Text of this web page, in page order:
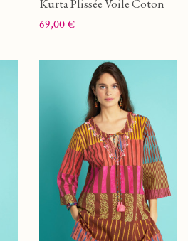
Kurta Plissée Voile Coton
Prix
69,00 €